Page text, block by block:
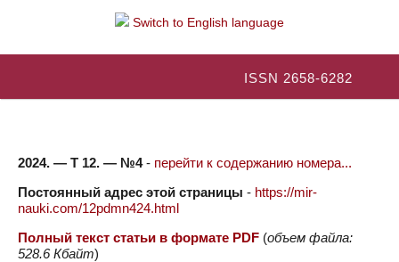
Switch to English language
ISSN 2658-6282
2024. — Т 12. — №4- перейти к содержанию номера...
Постоянный адрес этой страницы - https://mir-
nauki.com/12pdmn424.html
Полный текст статьи в формате PDF (объем файла:
528.6 Кбайт)